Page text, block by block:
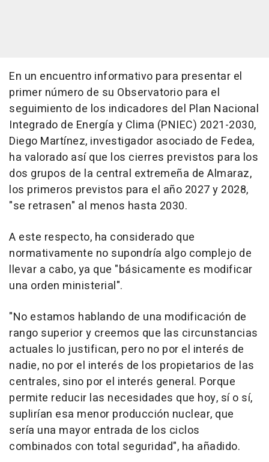
En un encuentro informativo para presentar el
primer número de su Observatorio para el
seguimiento de los indicadores del Plan Nacional
Integrado de Energía y Clima (PNIEC) 2021-2030,
Diego Martínez, investigador asociado de Fedea,
ha valorado así que los cierres previstos para los
dos grupos de la central extremeña de Almaraz,
los primeros previstos para el año 2027 y 2028,
"se retrasen" al menos hasta 2030.
A este respecto, ha considerado que
normativamente no supondría algo complejo de
llevar a cabo, ya que "básicamente es modificar
una orden ministerial".
"No estamos hablando de una modificación de
rango superior y creemos que las circunstancias
actuales lo justifican, pero no por el interés de
nadie, no por el interés de los propietarios de las
centrales, sino por el interés general. Porque
permite reducir las necesidades que hoy, sí o sí,
suplirían esa menor producción nuclear, que
sería una mayor entrada de los ciclos
combinados con total seguridad", ha añadido.